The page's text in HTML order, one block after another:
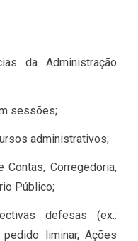
da Administração
sessões;
administrativos;
Corregedoria,
Público;
defesas (ex.:
liminar, Ações